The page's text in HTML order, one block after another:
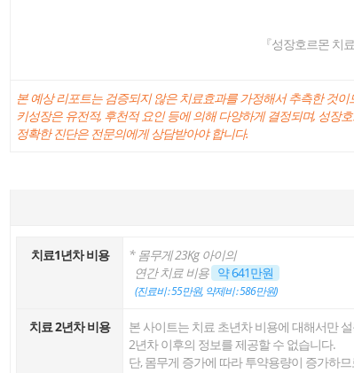
『성장호르몬 치
본 예상 리포트는 검증되지 않은 치료효과를 가정해서 추측한 것
키성장은 유전적, 후천적 요인 등에 의해 다양하게 결정되며, 성장
정확한 진단은 전문의에게 상담받아야 합니다.
치료1년차 비용 * 몸무게23Kg 아이의
연간 치료 비용 약641만원
(진료비 :55만원, 약제비 :586만원)
치료 2년차 비용
본 사이트는 치료 초년차 비용에 대해서만
2년차 이후의 정보를 제공할 수 없습니다.
단, 몸무게 증가에 따라 투약용량이 증가하